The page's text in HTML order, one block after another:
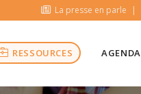
La presse en parle
RESSOURCES AGENDA